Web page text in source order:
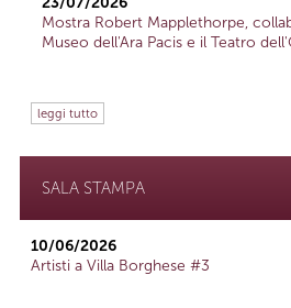
Mostra Robert Mapplethorpe,
Museo dell'Ara Pacis e il Teatro
leggi tutto
SALA STAMPA
10/06/2026
Artisti a Villa Borghese #3